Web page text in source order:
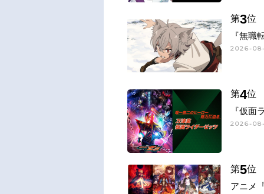
第3位
『無職
2026-
第4位
『仮面
2026-
第5位
アニメ